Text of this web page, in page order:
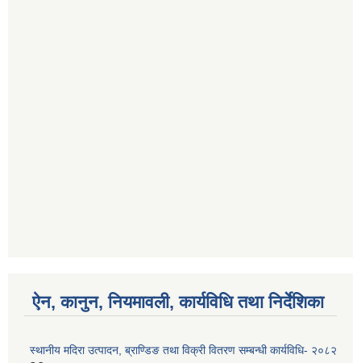
ऐन, कानुन, नियमावली, कार्यविधि तथा निर्देशिका
स्थानीय मदिरा उत्पादन, ब्राण्डिङ तथा विक्री वितरण सम्बन्धी कार्यविधि- २०८२